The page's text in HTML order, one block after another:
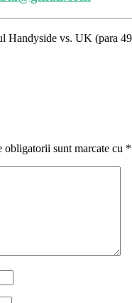
(para 49),
obligatorii sunt marcate cu *